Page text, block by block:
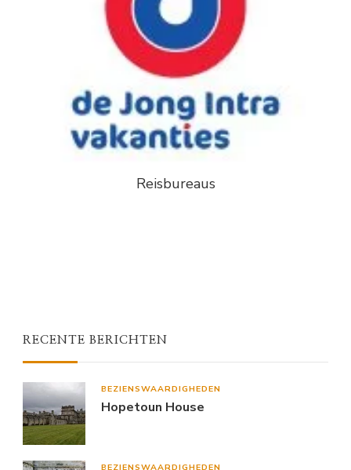
Reisbureaus
RECENTE BERICHTEN
BEZIENSWAARDIGHEDEN
Hopetoun House
BEZIENSWAARDIGHEDEN